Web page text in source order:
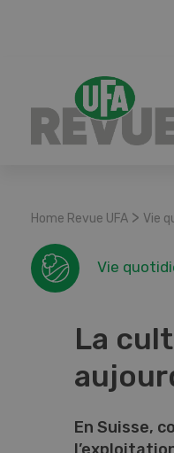
Home Revue UFA > Vie
Vie
La
En Suisse,